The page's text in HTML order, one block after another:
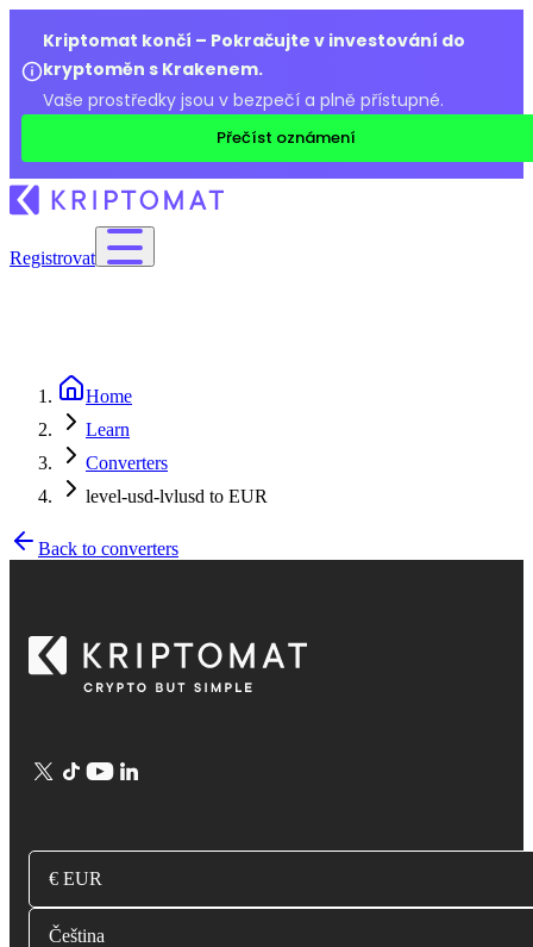
Kriptomat končí – Pokračujte v investování do
kryptoměn s Krakenem.
Vaše prostředky jsou v bezpečí a plně přístupné.
Přečíst oznámení
Registrovat
Home
Learn
Converters
level-usd-lvlusd to EUR
Back to converters
€ EUR
Čeština